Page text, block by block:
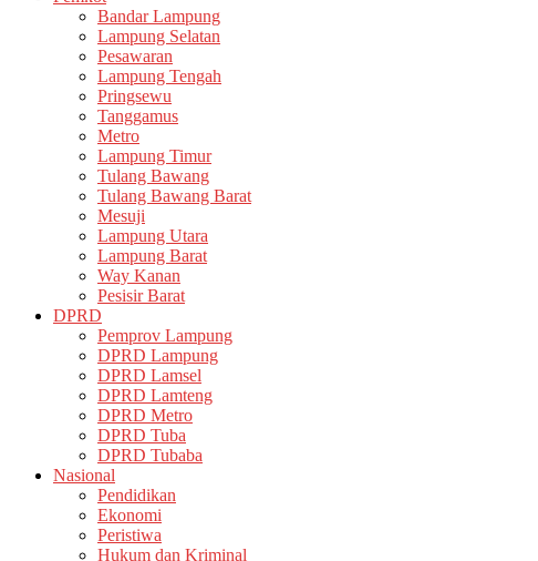
Bandar Lampung
Lampung Selatan
Pesawaran
Lampung Tengah
Pringsewu
Tanggamus
Metro
Lampung Timur
Tulang Bawang
Tulang Bawang Barat
Mesuji
Lampung Utara
Lampung Barat
Way Kanan
Pesisir Barat
DPRD
Pemprov Lampung
DPRD Lampung
DPRD Lamsel
DPRD Lamteng
DPRD Metro
DPRD Tuba
DPRD Tubaba
Nasional
Pendidikan
Ekonomi
Peristiwa
Hukum dan Kriminal